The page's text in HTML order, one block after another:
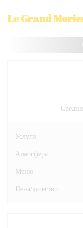
Le Grand
Услуги
Атмосфера
Меню
Цена/качество